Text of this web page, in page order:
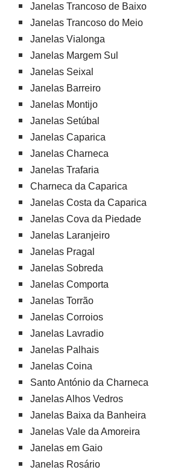
Janelas Trancoso de Baixo
Janelas Trancoso do Meio
Janelas Vialonga
Janelas Margem Sul
Janelas Seixal
Janelas Barreiro
Janelas Montijo
Janelas Setúbal
Janelas Caparica
Janelas Charneca
Janelas Trafaria
Charneca da Caparica
Janelas Costa da Caparica
Janelas Cova da Piedade
Janelas Laranjeiro
Janelas Pragal
Janelas Sobreda
Janelas Comporta
Janelas Torrão
Janelas Corroios
Janelas Lavradio
Janelas Palhais
Janelas Coina
Santo António da Charneca
Janelas Alhos Vedros
Janelas Baixa da Banheira
Janelas Vale da Amoreira
Janelas em Gaio
Janelas Rosário